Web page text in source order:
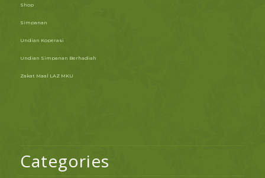
Shop
Simpanan
Undian Koperasi
Undian Simpanan Berhadiah
Zakat Maal LAZ MKU
Categories